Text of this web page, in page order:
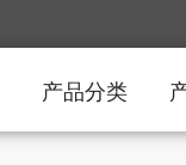
产品分类